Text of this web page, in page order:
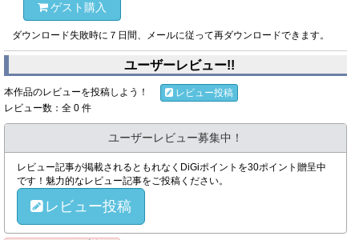
ゲスト購入
ダウンロード失敗時に７日間、メールに従って再ダウンロードできます。
ユーザーレビュー!!
本作品のレビューを投稿しよう！
レビュー投稿
レビュー数：全 0 件
ユーザーレビュー募集中！
レビュー記事が掲載されるともれなくDiGiポイントを30ポイント贈呈中
です！魅力的なレビュー記事をご投稿ください。
レビュー投稿